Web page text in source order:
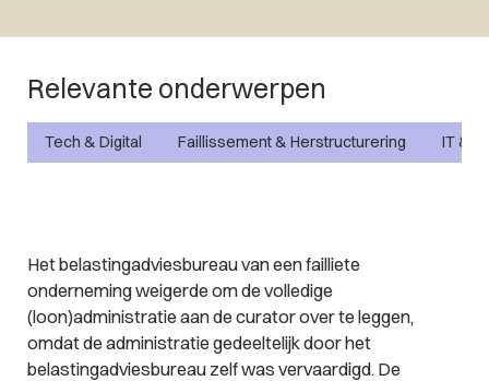
Relevante onderwerpen
Tech & Digital Faillissement & Herstructurering IT &
Het belastingadviesbureau van een failliete
onderneming weigerde om de volledige
(loon)administratie aan de curator over te leggen,
omdat de administratie gedeeltelijk door het
belastingadviesbureau zelf was vervaardigd. De